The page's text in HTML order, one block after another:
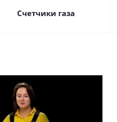
Счетчики газа